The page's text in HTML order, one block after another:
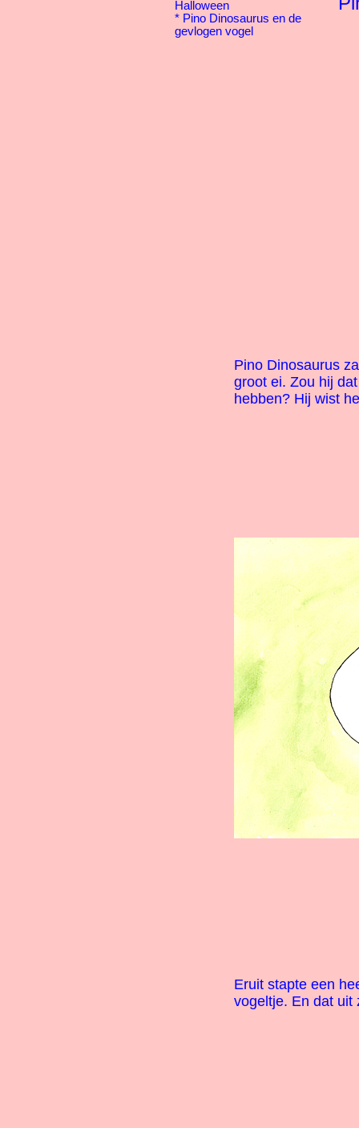
Halloween
* Pino Dinosaurus en de
gevlogen vogel
Pino Dinosaurus
groot ei. Zou hij
hebben? Hij wist
Eruit stapte een
vogeltje. En dat uit